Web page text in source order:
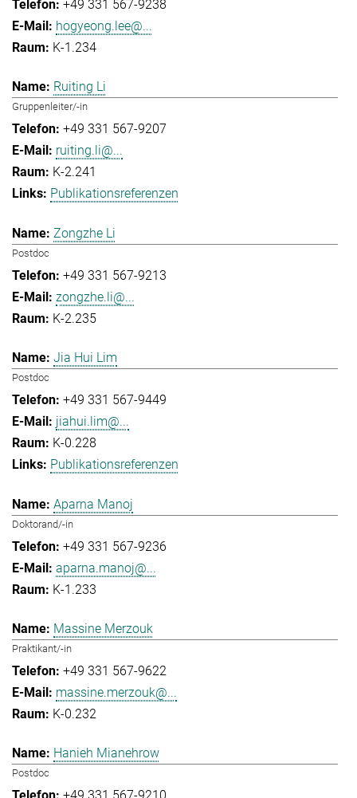
+49 331 567-9238
hogyeong.lee@...
K-1.234
Ruiting Li
Gruppenleiter/-in
+49 331 567-9207
ruiting.li@...
K-2.241
Publikationsreferenzen
Zongzhe Li
Postdoc
+49 331 567-9213
zongzhe.li@...
K-2.235
Jia Hui Lim
Postdoc
+49 331 567-9449
jiahui.lim@...
K-0.228
Publikationsreferenzen
Aparna Manoj
Doktorand/-in
+49 331 567-9236
aparna.manoj@...
K-1.233
Massine Merzouk
Praktikant/-in
+49 331 567-9622
massine.merzouk@...
K-0.232
Hanieh Mianehrow
Postdoc